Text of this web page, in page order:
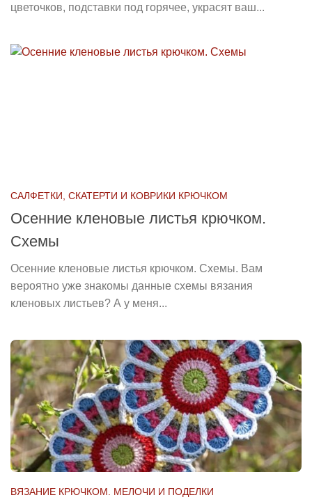
цветочков, подставки под горячее, украсят ваш...
САЛФЕТКИ, СКАТЕРТИ И КОВРИКИ КРЮЧКОМ
Осенние кленовые листья крючком.
Схемы
Осенние кленовые листья крючком. Схемы. Вам
вероятно уже знакомы данные схемы вязания
кленовых листьев? А у меня...
ВЯЗАНИЕ КРЮЧКОМ. МЕЛОЧИ И ПОДЕЛКИ